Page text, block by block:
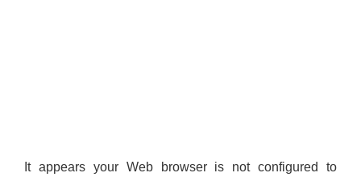
It appears your Web browser is not configured to